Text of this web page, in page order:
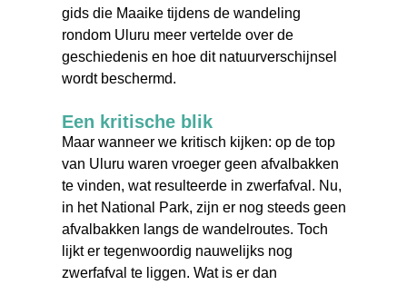
gids die Maaike tijdens de wandeling
rondom Uluru meer vertelde over de
geschiedenis en hoe dit natuurverschijnsel
wordt beschermd.
Een kritische blik
Maar wanneer we kritisch kijken: op de top
van Uluru waren vroeger geen afvalbakken
te vinden, wat resulteerde in zwerfafval. Nu,
in het National Park, zijn er nog steeds geen
afvalbakken langs de wandelroutes. Toch
lijkt er tegenwoordig nauwelijks nog
zwerfafval te liggen. Wat is er dan